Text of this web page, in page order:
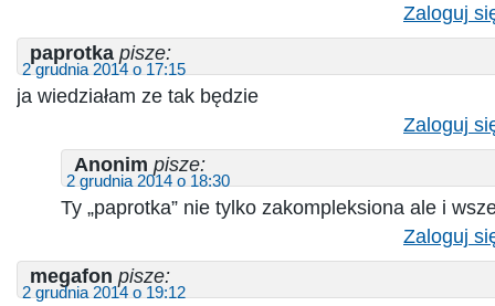
Zaloguj
paprotka pisze:
2 grudnia 2014 o 17:15
ja wiedziałam ze tak będzie
Zaloguj
Anonim pisze:
2 grudnia 2014 o 18:30
Ty „paprotka” nie tylko zakompleksiona ale i
Zaloguj
megafon pisze:
2 grudnia 2014 o 19:12